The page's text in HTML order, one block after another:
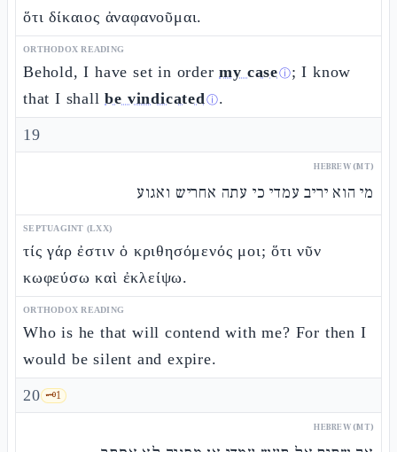
ὅτι δίκαιος ἀναφανοῦμαι.
ORTHODOX READING
Behold, I have set in ordermy caseⓘ; I know
that I shallbe vindicatedⓘ.
19
HEBREW (MT)
מי הוא יריב עמדי כי עתה אחריש ואגוע
SEPTUAGINT (LXX)
τίς γάρ ἐστιν ὁ κριθησόμενός μοι; ὅτι νῦν
κωφεύσω καὶ ἐκλείψω.
ORTHODOX READING
Who is he that will contend with me? For then I
would be silent and expire.
20 🗝️1
HEBREW (MT)